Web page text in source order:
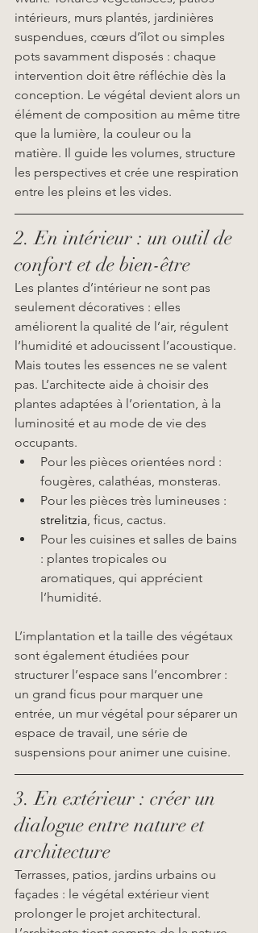
intérieurs, murs plantés, jardinières
suspendues, cœurs d’îlot ou simples
pots savamment disposés : chaque
intervention doit être réfléchie dès la
conception. Le végétal devient alors un
élément de composition au même titre
que la lumière, la couleur ou la
matière. Il guide les volumes, structure
les perspectives et crée une respiration
entre les pleins et les vides.
2. En intérieur : un outil de
confort et de bien-être
Les plantes d’intérieur ne sont pas
seulement décoratives : elles
améliorent la qualité de l’air, régulent
l’humidité et adoucissent l’acoustique.
Mais toutes les essences ne se valent
pas. L’architecte aide à choisir des
plantes adaptées à l’orientation, à la
luminosité et au mode de vie des
occupants.
Pour les pièces orientées nord :
fougères, calathéas, monsteras.
Pour les pièces très lumineuses :
strelitzia, ficus, cactus.
Pour les cuisines et salles de bains
: plantes tropicales ou
aromatiques, qui apprécient
l’humidité.
L’implantation et la taille des végétaux
sont également étudiées pour
structurer l’espace sans l’encombrer :
un grand ficus pour marquer une
entrée, un mur végétal pour séparer un
espace de travail, une série de
suspensions pour animer une cuisine.
3. En extérieur : créer un
dialogue entre nature et
architecture
Terrasses, patios, jardins urbains ou
façades : le végétal extérieur vient
prolonger le projet architectural.